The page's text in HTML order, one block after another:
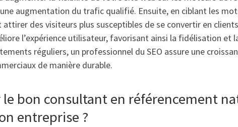
augmentation du trafic qualifié. Ensuite, en ciblant les
des visiteurs plus susceptibles de se convertir en
l’expérience utilisateur, favorisant ainsi la fidélisation et
réguliers, un professionnel du SEO assure une
de manière durable.
bon consultant en référencement
entreprise ?